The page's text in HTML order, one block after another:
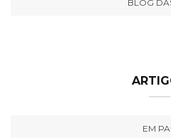
BLOG
EM